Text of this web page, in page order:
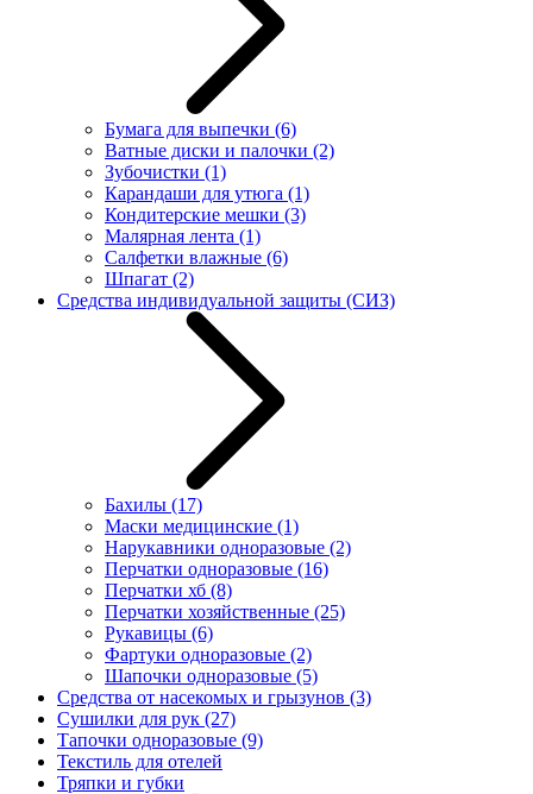
Бумага для выпечки (6)
Ватные диски и палочки (2)
Зубочистки (1)
Карандаши для утюга (1)
Кондитерские мешки (3)
Малярная лента (1)
Салфетки влажные (6)
Шпагат (2)
Средства индивидуальной защиты (СИЗ)
Бахилы (17)
Маски медицинские (1)
Нарукавники одноразовые (2)
Перчатки одноразовые (16)
Перчатки хб (8)
Перчатки хозяйственные (25)
Рукавицы (6)
Фартуки одноразовые (2)
Шапочки одноразовые (5)
Средства от насекомых и грызунов (3)
Сушилки для рук (27)
Тапочки одноразовые (9)
Текстиль для отелей
Тряпки и губки